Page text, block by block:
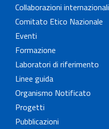
Collaborazioni internazionali
Comitato Etico Nazionale
Eventi
Formazione
Laboratori di riferimento
Linee guida
Organismo Notificato
Progetti
Pubblicazioni